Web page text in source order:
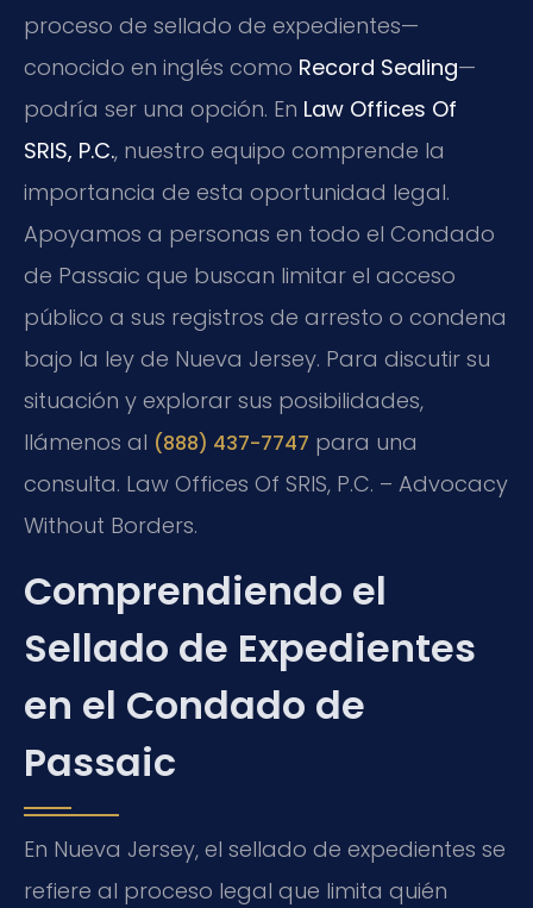
proceso de sellado de expedientes—
conocido en inglés como Record Sealing—
podría ser una opción. En Law Offices Of
SRIS, P.C., nuestro equipo comprende la
importancia de esta oportunidad legal.
Apoyamos a personas en todo el Condado
de Passaic que buscan limitar el acceso
público a sus registros de arresto o condena
bajo la ley de Nueva Jersey. Para discutir su
situación y explorar sus posibilidades,
llámenos al (888) 437-7747 para una
consulta. Law Offices Of SRIS, P.C. – Advocacy
Without Borders.
Comprendiendo el
Sellado de Expedientes
en el Condado de
Passaic
En Nueva Jersey, el sellado de expedientes se
refiere al proceso legal que limita quién